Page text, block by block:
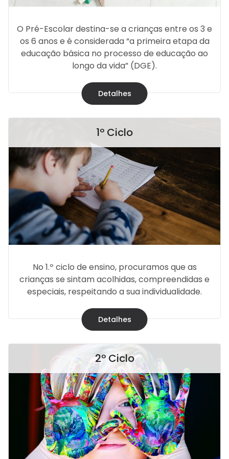
O Pré-Escolar destina-se a crianças entre os 3 e
os 6 anos e é considerada “a primeira etapa da
educação básica no processo de educação ao
longo da vida” (DGE).
Detalhes
1º Ciclo
No 1.º ciclo de ensino, procuramos que as
crianças se sintam acolhidas, compreendidas e
especiais, respeitando a sua individualidade.
Detalhes
2º Ciclo